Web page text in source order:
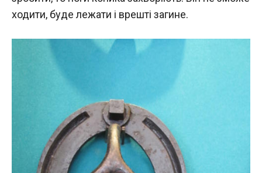
ходити, буде лежати і врешті загине.